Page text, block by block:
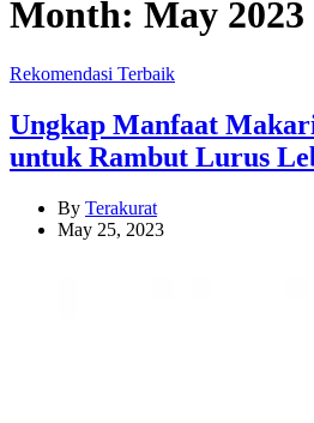
Month: May 2023
Categories
Rekomendasi Terbaik
Ungkap Manfaat
untuk Rambut Lurus
By Terakurat
May 25, 2023